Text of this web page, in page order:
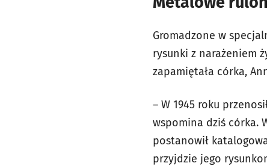
Gromadzone w
rysunki z narażeniem
zapamiętała córka,
– W 1945 roku
wspomina dziś córka.
postanowił
przyjdzie jego